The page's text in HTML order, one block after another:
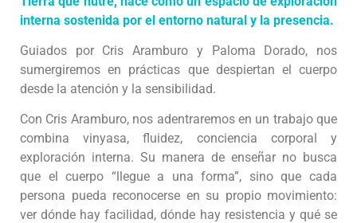
interna sostenida por el entorno natural y la presencia.
Guiados por Cris Aramburo y Paloma Dorado, nos
sumergiremos en prácticas que despiertan el cuerpo
desde la atención y la sensibilidad.
Con Cris Aramburo, nos adentraremos en un trabajo que
combina vinyasa, fluidez, conciencia corporal y
exploración interna. Su manera de enseñar no busca
que el cuerpo “llegue a una forma”, sino que cada
persona pueda reconocerse en su propio movimiento:
ver dónde hay facilidad, dónde hay resistencia y qué se